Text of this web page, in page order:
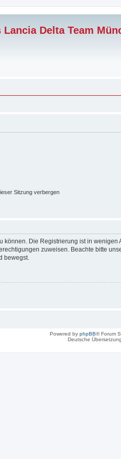
Delta Team
Sitzung verbergen
können. Die Registrierung ist in
zuweisen. Beachte bitte
bewegst.
Powered by phpBB® Forum
Deutsche